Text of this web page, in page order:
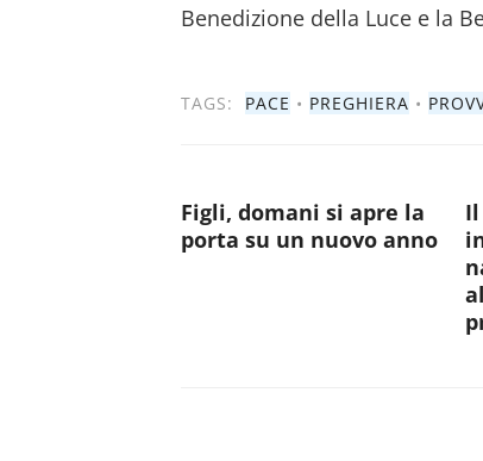
Benedizione della Luce e la
TAGS: PACE • PREGHIERA •
Figli, domani si apre la
porta su un nuovo anno